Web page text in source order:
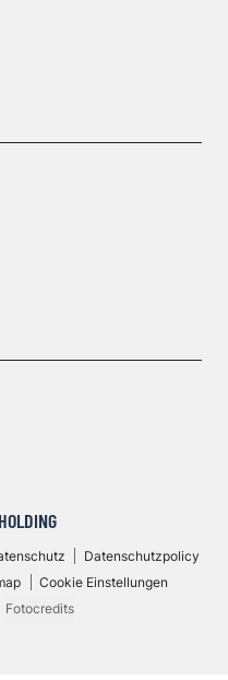
Datenschutzpolicy
Cookie Einstellungen
Fotocredits